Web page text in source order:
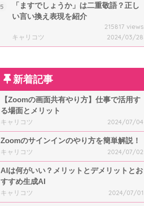
5
「ますでしょうか」は二重敬語？正し
い言い換え表現を紹介
215817 views
キャリコツ
2024/03/28
新着記事
【Zoomの画面共有やり方】仕事で活用す
る場面とメリット
キャリコツ 2024/07/04
Zoomのサインインのやり方を簡単解説！
キャリコツ 2024/07/02
AIは何がいい？メリットとデメリットとお
すすめ生成AI
キャリコツ 2024/07/01